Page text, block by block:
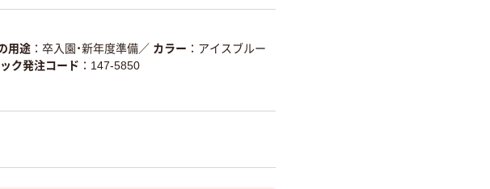
用途 卒入園・新年度準備／ カラー
アイスブルー
ク発注コード
147-5850